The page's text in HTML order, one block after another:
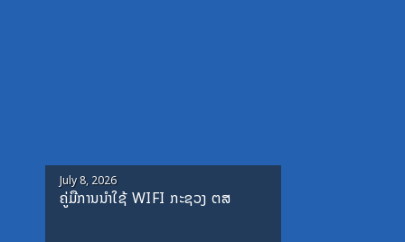
Posted
on
July 8, 2026
ຄູ່ມືການນຳໃຊ້ WIFI ກະຊວງ ຕສ